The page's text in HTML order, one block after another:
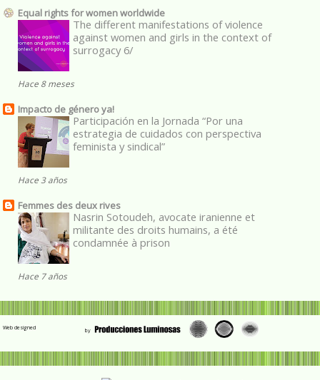
Equal rights for women worldwide
The different manifestations of violence
against women and girls in the context of
surrogacy 6/
Hace 8 meses
Impacto de género ya!
Participación en la Jornada “Por una
estrategia de cuidados con perspectiva
feminista y sindical”
Hace 3 años
Femmes des deux rives
Nasrin Sotoudeh, avocate iranienne et
militante des droits humains, a été
condamnée à prison
Hace 7 años
Web designed